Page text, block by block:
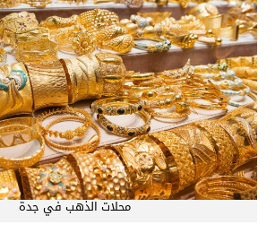
محلات الذهب في جدة